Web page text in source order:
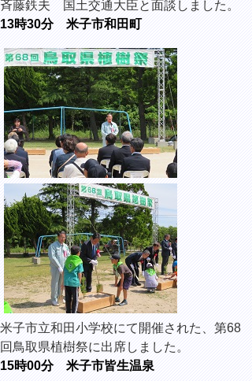
斉藤鉄夫 国土交通大臣と面談しました。
13時30分 米子市和田町
米子市立和田小学校にて開催された、第68
回鳥取県植樹祭に出席しました。
15時00分 米子市皆生温泉